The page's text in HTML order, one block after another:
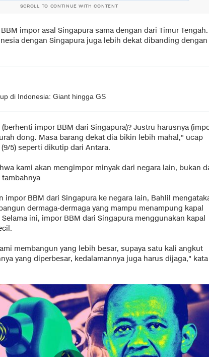
SCROLL TO CONTINUE WITH CONTENT
impor asal Singapura sama dengan dari Timur Tengah.
dengan Singapura juga lebih dekat dibanding dengan
di Indonesia: Giant hingga GS
impor BBM dari Singapura)? Justru harusnya
dong. Masa barang dekat dia bikin lebih mahal," ucap
5) seperti dikutip dari Antara.
kami akan mengimpor minyak dari negara lain, bukan
tambahnya
impor BBM dari Singapura ke negara lain, Bahlil
dermaga-dermaga yang mampu menampung kapal
ini, impor BBM dari Singapura menggunakan kapal
membangun yang lebih besar, supaya satu kali angkut
yang diperbesar, kedalamannya juga harus dijaga," kata